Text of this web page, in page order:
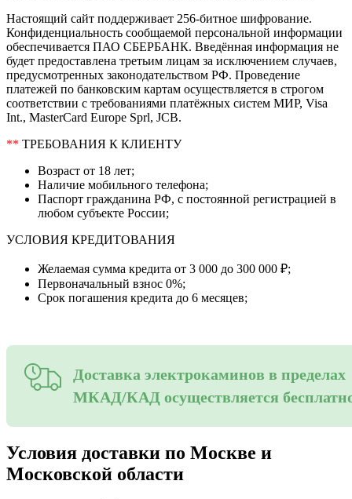
Настоящий сайт поддерживает 256-битное шифрование.
Конфиденциальность сообщаемой персональной информации
обеспечивается ПАО СБЕРБАНК. Введённая информация не
будет предоставлена третьим лицам за исключением случаев,
предусмотренных законодательством РФ. Проведение
платежей по банковским картам осуществляется в строгом
соответствии с требованиями платёжных систем МИР, Visa
Int., MasterCard Europe Sprl, JCB.
** ТРЕБОВАНИЯ К КЛИЕНТУ
Возраст от 18 лет;
Наличие мобильного телефона;
Паспорт гражданина РФ, с постоянной регистрацией в
любом субъекте России;
УСЛОВИЯ КРЕДИТОВАНИЯ
Желаемая сумма кредита от 3 000 до 300 000 ₽;
Первоначальный взнос 0%;
Срок погашения кредита до 6 месяцев;
Доставка электрокаминов в пределах
МКАД/КАД осуществляется
Условия доставки по Москве и
Московской области